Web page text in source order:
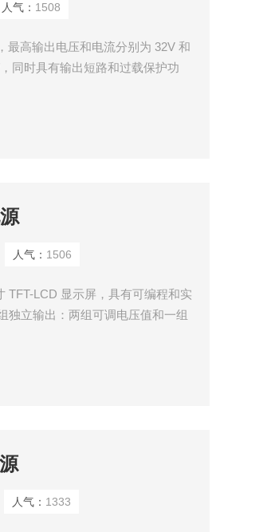
人气： 1508
最高输出电压和电流分别为 32V 和
同时具有输出短路和过载保护功
人气： 1506
TFT-LCD 显示屏，具有可编程和实
独立输出：两组可调电压值和一组
人气： 1333